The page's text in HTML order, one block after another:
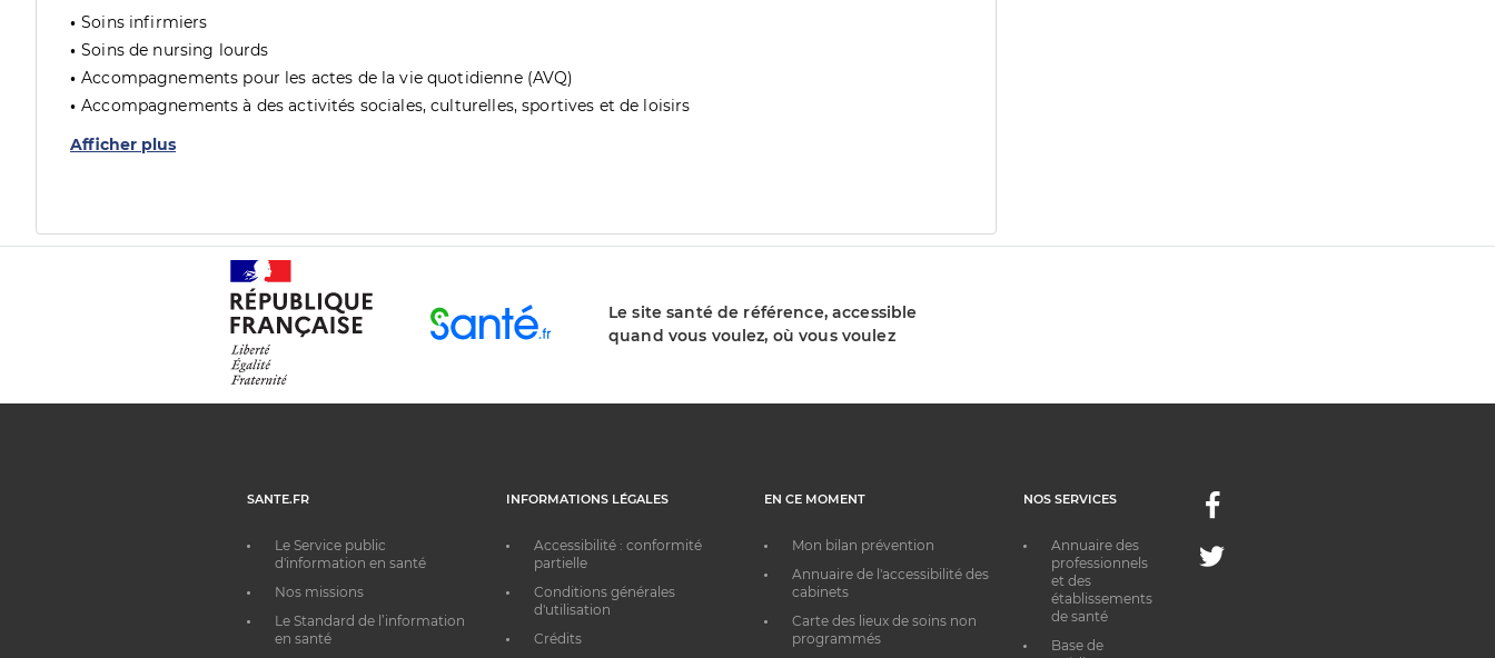
Soins infirmiers
Soins de nursing lourds
Accompagnements pour les actes de la vie quotidienne (AVQ)
Accompagnements à des activités sociales, culturelles, sportives et de loisirs
Afficher plus
Le site santé de référence, accessible
quand vous voulez, où vous voulez
SANTE.FR
Le Service public
d'information en santé
Nos missions
Le Standard de l’information
en santé
INFORMATIONS LÉGALES
Accessibilité : conformité
partielle
Conditions générales
d'utilisation
Crédits
EN CE MOMENT
Mon bilan prévention
Annuaire de l'accessibilité des
cabinets
Carte des lieux de soins non
programmés
NOS SERVICES
Annuaire des
professionnels
et des
établissements
de santé
Base de
Facebook
Twitter